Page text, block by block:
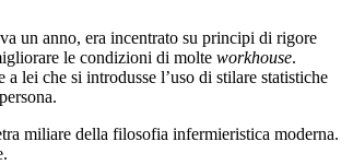
un anno, era incentrato su principi di rigore
le condizioni di molte workhouse.
a lei che si introdusse l’uso di stilare statistiche
miliare della filosofia infermieristica moderna.